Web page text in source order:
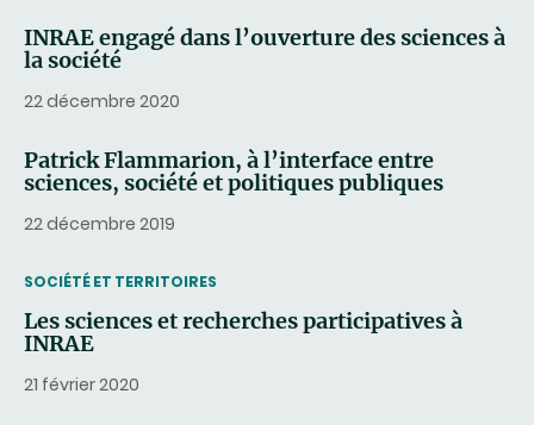
INRAE engagé dans l’ouverture des sciences à
la société
22 décembre 2020
Patrick Flammarion, à l’interface entre
sciences, société et politiques publiques
22 décembre 2019
THEMATIC
SOCIÉTÉ ET TERRITOIRES
Les sciences et recherches participatives à
INRAE
21 février 2020